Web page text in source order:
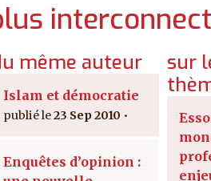
même auteur
Islam et démocratie
23 Sep 2010
Enquêtes d’opinion :
sur